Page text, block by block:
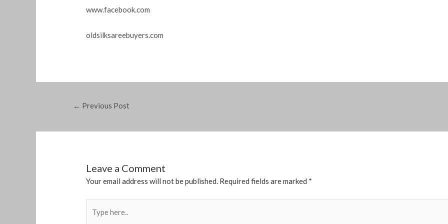
www.facebook.com
oldsilksareebuyers.com
← Previous Post
Leave a Comment
Your email address will not be published. Required fields are marked *
here..